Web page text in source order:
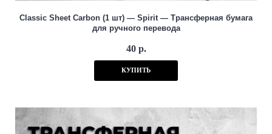
Classic Sheet Carbon (1 шт) — Spirit — Трансферная бумага
для ручного перевода
40 р.
КУПИТЬ